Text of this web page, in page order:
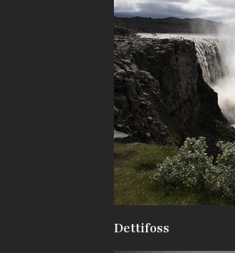
Dettifoss